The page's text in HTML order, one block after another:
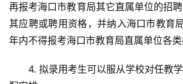
再报考海口市教育局其它直属单位的招
其应聘或聘用资格，并纳入海口市教育
年内不得报考海口市教育局直属单位各类
4. 拟录用考生可以服从学校对任教